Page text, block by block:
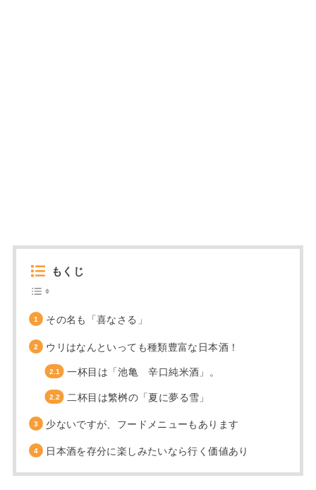
もくじ
その名も「喜なさる」
ウリはなんといっても種類豊富な日本酒！
一杯目は「池亀 辛口純米酒」。
二杯目は繁桝の「夏に夢る雪」
少ないですが、フードメニューもあります
日本酒を存分に楽しみたいなら行く価値あり